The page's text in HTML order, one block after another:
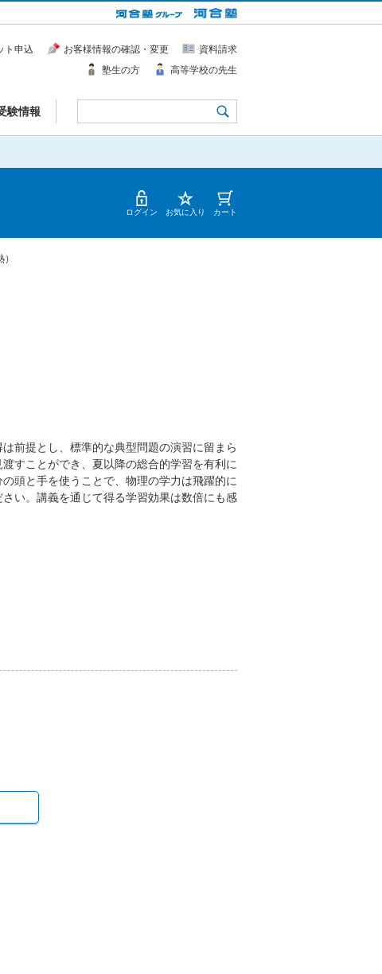
験情報
ト申込 お客様情報の確認・変更
資料請求
塾生の方
高等学校の先生
ログイン お気に入り カート
前提とし、標準的な典型問題の演習に留まら
すことができ、夏以降の総合的学習を有利に
頭と手を使うことで、物理の学力は飛躍的に
い。講義を通じて得る学習効果は数倍にも感